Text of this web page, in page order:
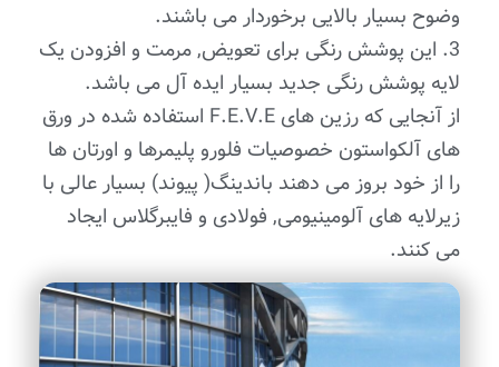
وضوح بسیار بالایی برخوردار می باشند.
3. این پوشش رنگی برای تعویض, مرمت و افزودن یک
لایه پوشش رنگی جدید بسیار ایده آل می باشد.
از آنجایی که رزین های F.E.V.E استفاده شده در ورق
های آلکواستون خصوصیات فلورو پلیمرها و اورتان ها
را از خود بروز می دهند باندینگ( پیوند) بسیار عالی با
زیرلایه های آلومینیومی, فولادی و فایبرگلاس ایجاد
می کنند.